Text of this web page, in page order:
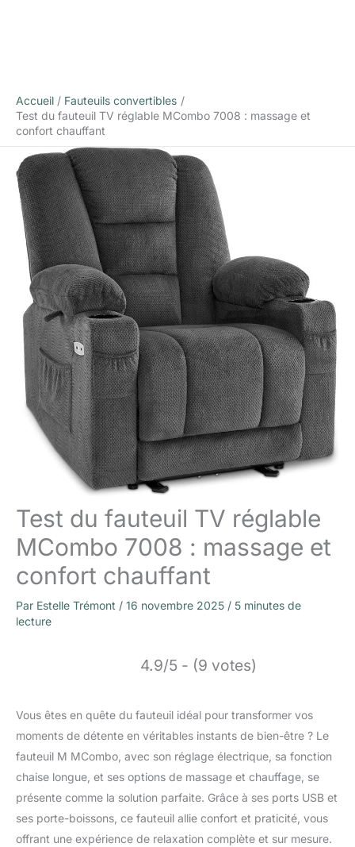
Accueil
Fauteuils convertibles
Test du fauteuil TV réglable MCombo 7008 : massage et
confort chauffant
Test du fauteuil TV réglable
MCombo 7008 : massage et
confort chauffant
Par Estelle Trémont / 16 novembre 2025 / 5 minutes de
lecture
4.9/5 - (9 votes)
Vous êtes en quête du fauteuil idéal pour transformer vos
moments de détente en véritables instants de bien-être ? Le
fauteuil M MCombo, avec son réglage électrique, sa fonction
chaise longue, et ses options de massage et chauffage, se
présente comme la solution parfaite. Grâce à ses ports USB et
ses porte-boissons, ce fauteuil allie confort et praticité, vous
offrant une expérience de relaxation complète et sur mesure.